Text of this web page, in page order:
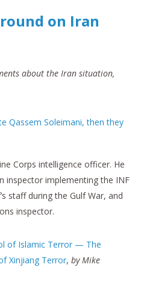
on Iran
about the Iran situation,
Qassem Soleimani, then they
Corps intelligence officer. He
inspector implementing the INF
staff during the Gulf War, and
inspector.
of Islamic Terror — The
Xinjiang Terror,by Mike